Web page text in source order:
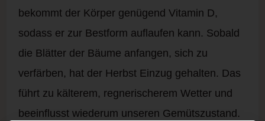
bekommt der Körper genügend Vitamin D,
sodass er zur Bestform auflaufen kann. Sobald
die Blätter der Bäume anfangen, sich zu
verfärben, hat der Herbst Einzug gehalten. Das
führt zu kälterem, regnerischerem Wetter und
beeinflusst wiederum unseren Gemütszustand.